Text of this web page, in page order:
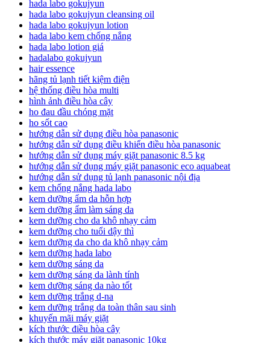
hada labo gokujyun
hada labo gokujyun cleansing oil
hada labo gokujyun lotion
hada labo kem chống nắng
hada labo lotion giá
hadalabo gokujyun
hair essence
hãng tủ lạnh tiết kiệm điện
hệ thống điều hòa multi
hình ảnh điều hòa cây
ho đau đầu chóng mặt
ho sốt cao
hướng dẫn sử dụng điều hòa panasonic
hướng dẫn sử dụng điều khiển điều hòa panasonic
hướng dẫn sử dụng máy giặt panasonic 8.5 kg
hướng dẫn sử dụng máy giặt panasonic eco aquabeat
hướng dẫn sử dụng tủ lạnh panasonic nội địa
kem chống nắng hada labo
kem dưỡng ẩm da hỗn hợp
kem dưỡng ẩm làm sáng da
kem dưỡng cho da khô nhạy cảm
kem dưỡng cho tuổi dậy thì
kem dưỡng da cho da khô nhạy cảm
kem dưỡng hada labo
kem dưỡng sáng da
kem dưỡng sáng da lành tính
kem dưỡng sáng da nào tốt
kem dưỡng trắng d-na
kem dưỡng trắng da toàn thân sau sinh
khuyến mãi máy giặt
kích thước điều hòa cây
kích thước máy giặt panasonic 10kg